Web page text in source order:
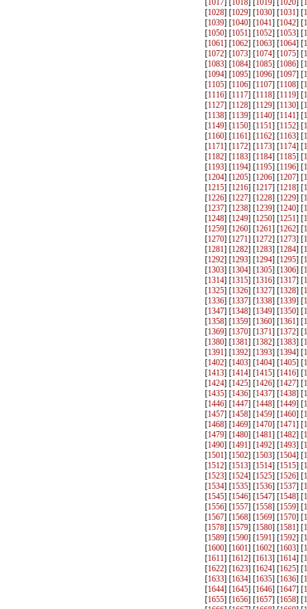
[1017] [1018] [1019] [1020] [
[1028] [1029] [1030] [1031] [
[1039] [1040] [1041] [1042] [
[1050] [1051] [1052] [1053] [
[1061] [1062] [1063] [1064] [
[1072] [1073] [1074] [1075] [
[1083] [1084] [1085] [1086] [
[1094] [1095] [1096] [1097] [
[1105] [1106] [1107] [1108] [
[1116] [1117] [1118] [1119] [
[1127] [1128] [1129] [1130] [
[1138] [1139] [1140] [1141] [
[1149] [1150] [1151] [1152] [
[1160] [1161] [1162] [1163] [
[1171] [1172] [1173] [1174] [
[1182] [1183] [1184] [1185] [
[1193] [1194] [1195] [1196] [
[1204] [1205] [1206] [1207] [
[1215] [1216] [1217] [1218] [
[1226] [1227] [1228] [1229] [
[1237] [1238] [1239] [1240] [
[1248] [1249] [1250] [1251] [
[1259] [1260] [1261] [1262] [
[1270] [1271] [1272] [1273] [
[1281] [1282] [1283] [1284] [
[1292] [1293] [1294] [1295] [
[1303] [1304] [1305] [1306] [
[1314] [1315] [1316] [1317] [
[1325] [1326] [1327] [1328] [
[1336] [1337] [1338] [1339] [
[1347] [1348] [1349] [1350] [
[1358] [1359] [1360] [1361] [
[1369] [1370] [1371] [1372] [
[1380] [1381] [1382] [1383] [
[1391] [1392] [1393] [1394] [
[1402] [1403] [1404] [1405] [
[1413] [1414] [1415] [1416] [
[1424] [1425] [1426] [1427] [
[1435] [1436] [1437] [1438] [
[1446] [1447] [1448] [1449] [
[1457] [1458] [1459] [1460] [
[1468] [1469] [1470] [1471] [
[1479] [1480] [1481] [1482] [
[1490] [1491] [1492] [1493] [
[1501] [1502] [1503] [1504] [
[1512] [1513] [1514] [1515] [
[1523] [1524] [1525] [1526] [
[1534] [1535] [1536] [1537] [
[1545] [1546] [1547] [1548] [
[1556] [1557] [1558] [1559] [
[1567] [1568] [1569] [1570] [
[1578] [1579] [1580] [1581] [
[1589] [1590] [1591] [1592] [
[1600] [1601] [1602] [1603] [
[1611] [1612] [1613] [1614] [
[1622] [1623] [1624] [1625] [
[1633] [1634] [1635] [1636] [
[1644] [1645] [1646] [1647] [
[1655] [1656] [1657] [1658] [